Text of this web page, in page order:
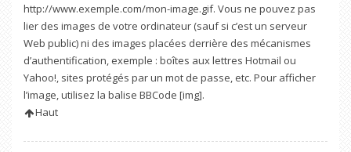
http://www.exemple.com/mon-image.gif. Vous ne pouvez pas
lier des images de votre ordinateur (sauf si c’est un serveur
Web public) ni des images placées derrière des mécanismes
d’authentification, exemple : boîtes aux lettres Hotmail ou
Yahoo!, sites protégés par un mot de passe, etc. Pour afficher
l’image, utilisez la balise BBCode [img].
Haut